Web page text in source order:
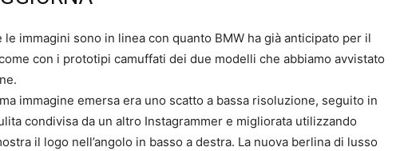
immagini sono in linea con quanto BMW ha già anticipato per il
con i prototipi camuffati dei due modelli che abbiamo avvistato
immagine emersa era uno scatto a bassa risoluzione, seguito in
condivisa da un altro Instagrammer e migliorata utilizzando
il logo nell’angolo in basso a destra. La nuova berlina di lusso